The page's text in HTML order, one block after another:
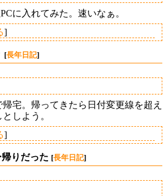
に入れてみた。速いなぁ。
]
[長年日記]
宅。帰ってきたら日付変更線を超え
しよう。
]
りだった [長年日記]